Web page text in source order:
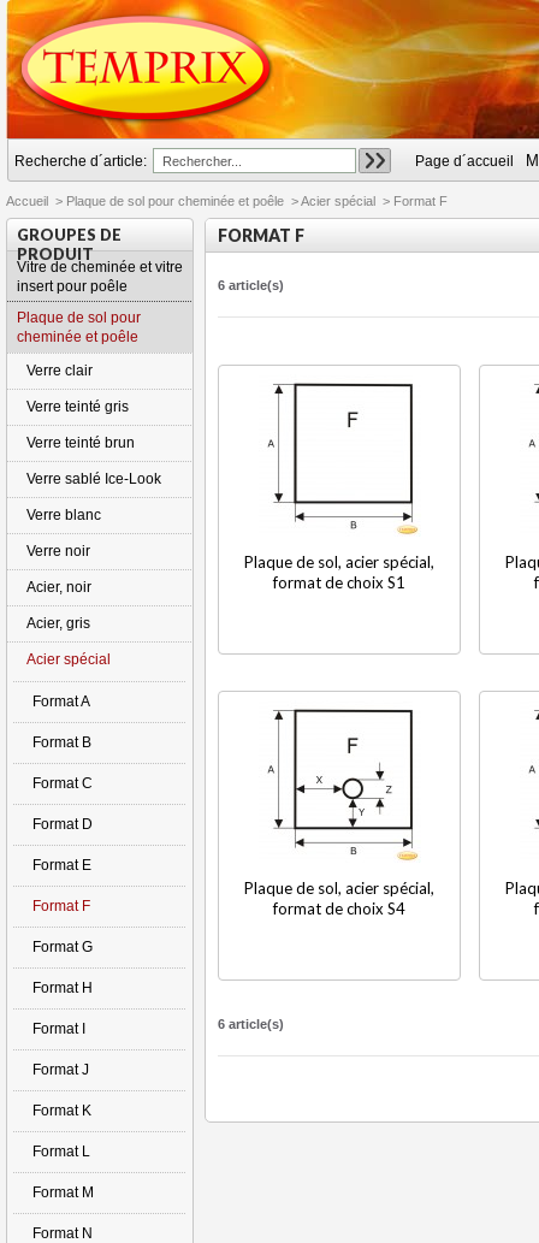
Recherche d´article: Page d´accueil
Accueil > Plaque de sol pour cheminée et poêle >Acier spécial > Format F
FORMAT F
6 article(s)
Plaque de sol, acier spécial,
format de choix S1
Plaque de sol, acier spécial,
format de choix S4
6 article(s)
GROUPES DE
PRODUIT
Vitre de cheminée et vitre
insert pour poêle
Plaque de sol pour
cheminée et poêle
Verre clair
Verre teinté gris
Verre teinté brun
Verre sablé Ice-Look
Verre blanc
Verre noir
Acier, noir
Acier, gris
Acier spécial
Format A
Format B
Format C
Format D
Format E
Format F
Format G
Format H
Format I
Format J
Format K
Format L
Format M
Format N